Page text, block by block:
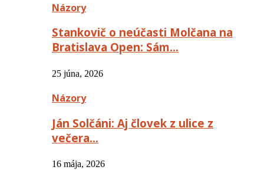
Názory
Stankovič o neúčasti Molčana na
Bratislava Open: Sám…
25 júna, 2026
Názory
Ján Solčáni: Aj človek z ulice z
večera…
16 mája, 2026